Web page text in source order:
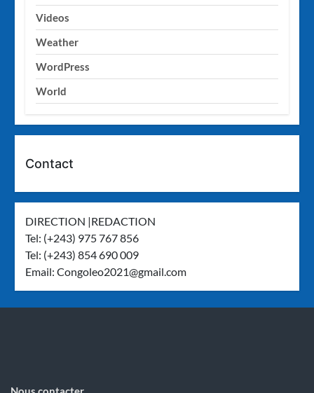
Videos
Weather
WordPress
World
Contact
DIRECTION |REDACTION
Tel: (+243) 975 767 856
Tel: (+243) 854 690 009
Email:Congoleo2021@gmail.com